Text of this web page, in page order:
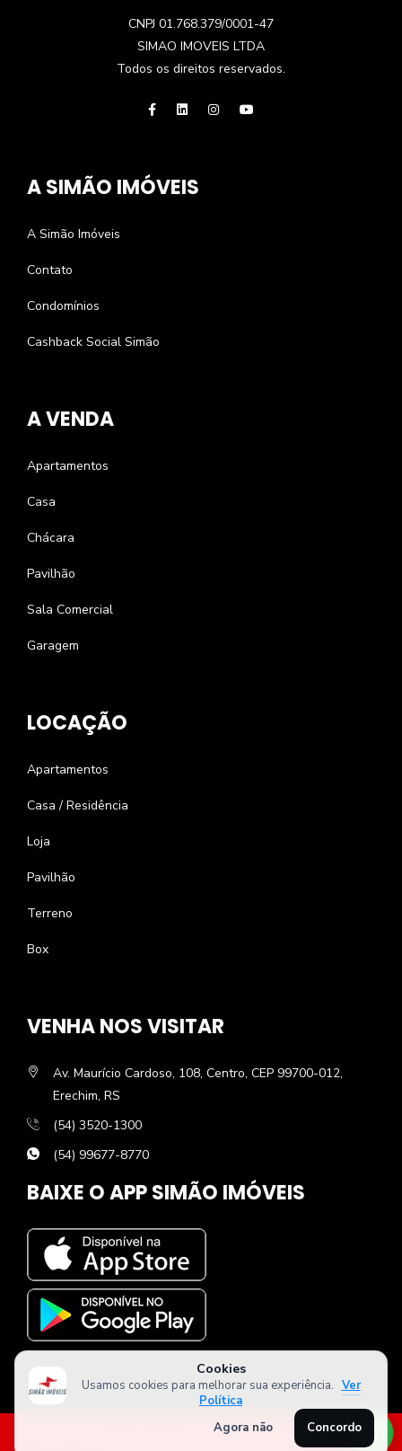
Cookies
Usamos cookies para melhorar sua experiência. Ver
Política
Agora não
Concordo
CNPJ 01.768.379/0001-47
SIMAO IMOVEIS LTDA
Todos os direitos reservados.
A SIMÃO IMÓVEIS
A Simão Imóveis
Contato
Condomínios
Cashback Social Simão
A VENDA
Apartamentos
Casa
Chácara
Pavilhão
Sala Comercial
Garagem
LOCAÇÃO
Apartamentos
Casa / Residência
Loja
Pavilhão
Terreno
Box
VENHA NOS VISITAR
Av. Maurício Cardoso, 108, Centro, CEP 99700-012,
Erechim, RS
(54) 3520-1300
(54) 99677-8770
BAIXE O APP SIMÃO IMÓVEIS
© Simão Imóveis. Todos os direitos reservados. CRECI - 23252J.